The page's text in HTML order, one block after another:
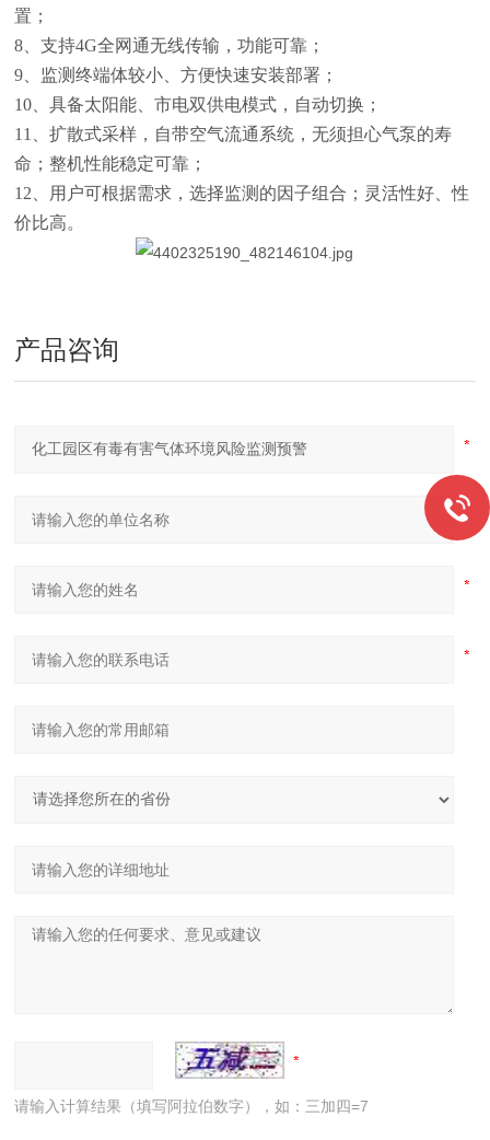
置；
8、支持4G全网通无线传输，功能可靠；
9、监测终端体较小、方便快速安装部署；
10、具备太阳能、市电双供电模式，自动切换；
11、扩散式采样，自带空气流通系统，无须担心气泵的寿
命；整机性能稳定可靠；
12、用户可根据需求，选择监测的因子组合；灵活性好、性
价比高。
产品咨询
请输入计算结果（填写阿拉伯数字），如：三加四=7